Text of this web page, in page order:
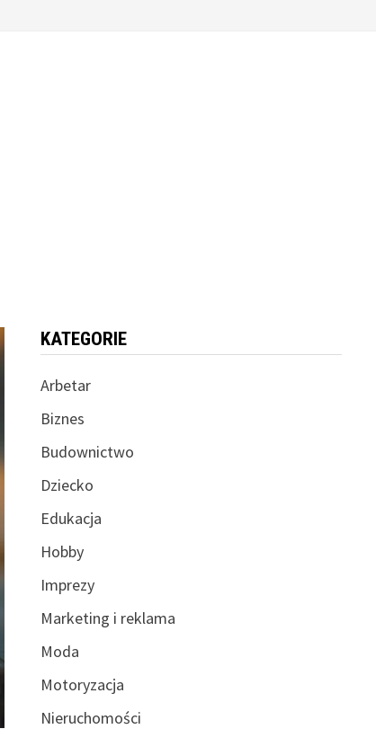
KATEGORIE
Arbetar
Biznes
Budownictwo
Dziecko
Edukacja
Hobby
Imprezy
Marketing i reklama
Moda
Motoryzacja
Nieruchomości